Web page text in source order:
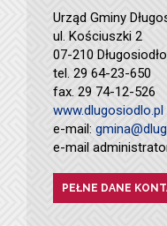
Urząd Gminy
ul. Kościuszki 2
07-210 Długosiodło
tel. 29 64-23-650
fax. 29 74-12-526
www.dlugosiodlo.pl
e-mail:
e-mail
PEŁNE DANE